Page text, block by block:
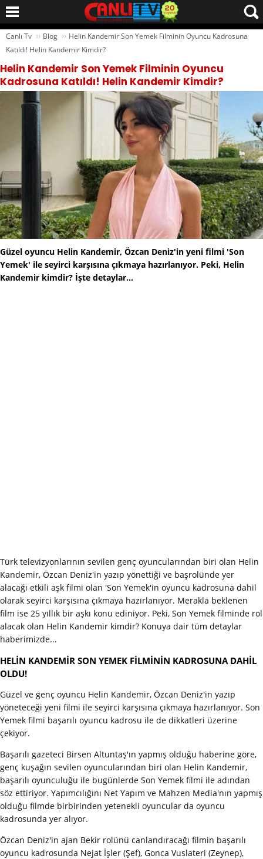
Canlı Tv ›› Blog ›› Helin Kandemir Son Yemek Filminin Oyuncu Kadrosuna
Katıldı! Helin Kandemir Kimdir?
Helin Kandemir Son Yemek Filminin Oyuncu
Kadrosuna Katıldı! Helin Kandemir Kimdir?
Güzel oyuncu Helin Kandemir, Özcan Deniz'in yeni filmi 'Son
Yemek' ile seyirci karşısına çıkmaya hazırlanıyor. Peki, Helin
Kandemir kimdir? İşte detaylar...
Türk televizyonlarının sevilen genç oyuncularından biri olan Helin
Kandemir, Özcan Deniz'in yazıp yönettiği ve başrolünde yer
alacağı etkili aşk filmi olan 'Son Yemek'in oyuncu kadrosuna dahil
olarak seyirci karşısına çıkmaya hazırlanıyor. Merakla beklenen
film ise 25 yıllık bir aşkı konu ediniyor. Peki, Son Yemek filminde rol
alacak olan Helin Kandemir kimdir? Konuya dair tüm detaylar
haberimizde...
HELİN KANDEMİR SON YEMEK FİLMİNİN KADROSUNA DAHİL
OLDU!
Güzel ve genç oyuncu Helin Kandemir, Özcan Deniz'in yazıp
yöneteceği yeni filmi ile seyirci karşısına çıkmaya hazırlanıyor. Son
Yemek filmi başarılı oyuncu kadrosu ile de dikkatleri üzerine
çekiyor.
Başarılı gazeteci Birsen Altuntaş'ın yapmış olduğu haberine göre,
genç kuşağın sevilen oyuncularından biri olan Helin Kandemir,
başarılı oyunculuğu ile bugünlerde Son Yemek filmi ile adından
söz ettiriyor. Yapımcılığını Net Yapım ve Mahzen Media'nın yapmış
olduğu filmde birbirinden yetenekli oyuncular da oyuncu
kadrosunda yer alıyor.
Özcan Deniz'in ajan Bekir rolünü canlandıracağı filmin başarılı
oyuncu kadrosunda Nejat İşler (Şef), Gonca Vuslateri (Zeynep),